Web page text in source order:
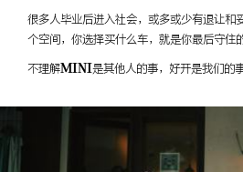
很多人毕业后进入社会，或多或少有退让和
个空间，你选择买什么车，就是你最后守住
不理解MINI是其他人的事，好开是我们的事